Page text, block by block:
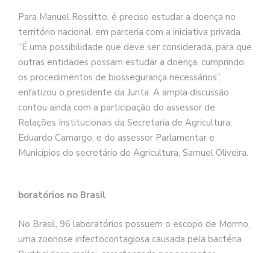
Para Manuel Rossitto, é preciso estudar a doença no
território nacional, em parceria com a iniciativa privada.
“É uma possibilidade que deve ser considerada, para que
outras entidades possam estudar a doença, cumprindo
os procedimentos de biossegurança necessários”,
enfatizou o presidente da Junta. A ampla discussão
contou ainda com a participação do assessor de
Relações Institucionais da Secretaria de Agricultura,
Eduardo Camargo, e do assessor Parlamentar e
Municípios do secretário de Agricultura, Samuel Oliveira.
boratórios no Brasil
No Brasil, 96 laboratórios possuem o escopo de Mormo,
uma zoonose infectocontagiosa causada pela bactéria